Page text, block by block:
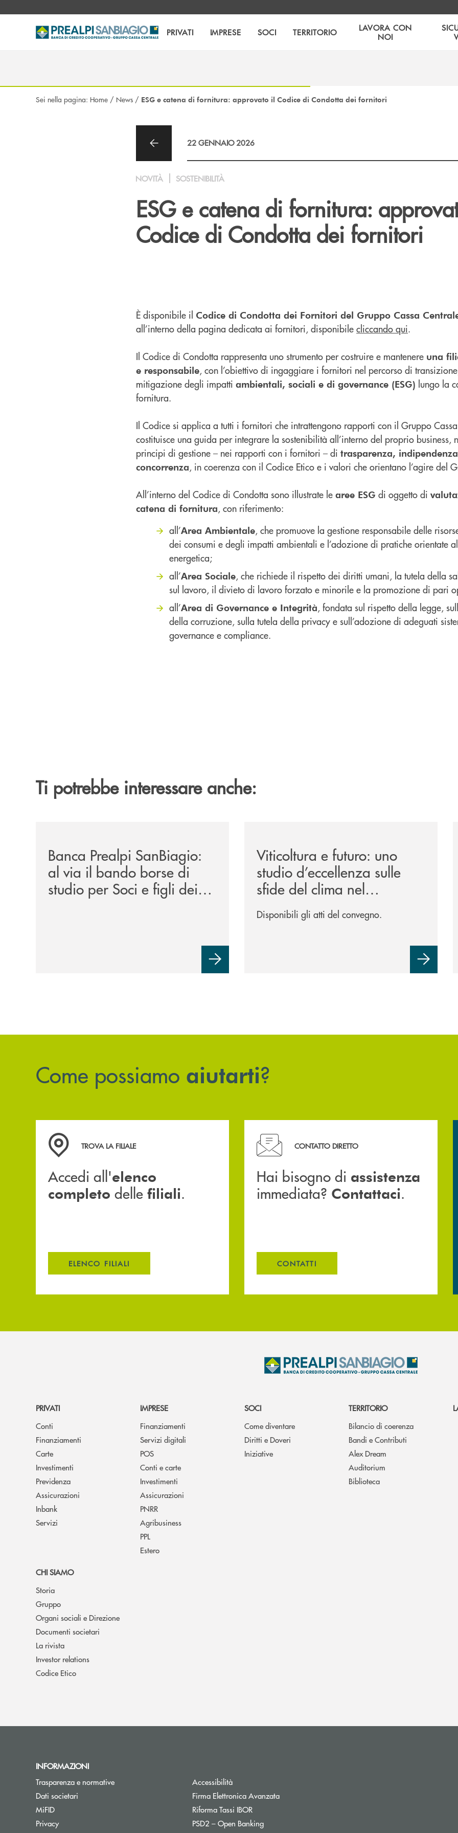
PRIVATI IMPRESE SOCI TERRITORIO
LAVORA CON
NOI
Sei nella pagina: Home / News / ESG e catena di fornitura: approvato il Codice di Condotta dei fornitori
22 GENNAIO 2026
NOVITÀ SOSTENIBILITÀ
ESG e catena di fornitura:
Codice di Condotta dei fornitori
È disponibile il Codice di Condotta dei Fornitori del Gruppo Cassa
all’interno della pagina dedicata ai fornitori, disponibile cliccando qui.
Il Codice di Condotta rappresenta uno strumento per costruire e mantenere una
e responsabile, con l’obiettivo di ingaggiare i fornitori nel percorso di
mitigazione degli impatti ambientali, sociali e di governance (ESG) lungo la
fornitura.
Il Codice si applica a tutti i fornitori che intrattengono rapporti con il Gruppo
costituisce una guida per integrare la sostenibilità all’interno del proprio business,
principi di gestione – nei rapporti con i fornitori – di trasparenza,
concorrenza, in coerenza con il Codice Etico e i valori che orientano l’agire del
All’interno del Codice di Condotta sono illustrate le aree ESG di oggetto di
catena di fornitura, con riferimento:
all’Area Ambientale, che promuove la gestione responsabile delle
dei consumi e degli impatti ambientali e l’adozione di pratiche orientate
energetica;
all’Area Sociale, che richiede il rispetto dei diritti umani, la tutela della
sul lavoro, il divieto di lavoro forzato e minorile e la promozione di pari
all’Area di Governance e Integrità, fondata sul rispetto della legge,
della corruzione, sulla tutela della privacy e sull’adozione di adeguati
governance e compliance.
Ti potrebbe interessare anche:
Banca Prealpi SanBiagio:
al via il bando borse di
studio per Soci e figli dei
Soci. Un impegno che
Viticoltura e futuro: uno
studio d’eccellenza sulle
sfide del clima nel
Trevigiano.
Disponibili gli atti del convegno.
Come possiamo aiutarti?
Accedi all' elenco completo delle filiali .
TROVA LA FILIALE
Accedi all'elenco
completo delle filiali.
ELENCO FILIALI
Hai bisogno di assistenza immediata? Contattaci .
CONTATTO DIRETTO
Hai bisogno di assistenza
immediata? Contattaci.
CONTATTI
PRIVATI
Conti
Finanziamenti
Carte
Investimenti
Previdenza
Assicurazioni
Inbank
Servizi
IMPRESE
Finanziamenti
Servizi digitali
POS
Conti e carte
Investimenti
Assicurazioni
PNRR
Agribusiness
PPL
Estero
SOCI
Come diventare
Diritti e Doveri
Iniziative
TERRITORIO
Bilancio di coerenza
Bandi e Contributi
Alex Dream
Auditorium
Biblioteca
CHI SIAMO
Storia
Gruppo
Organi sociali e Direzione
Documenti societari
La rivista
Investor relations
Codice Etico
INFORMAZIONI
Trasparenza e normative
Dati societari
MiFID
Privacy
Accessibilità
Firma Elettronica Avanzata
Riforma Tassi IBOR
PSD2 – Open BankingApre una nuova finestra